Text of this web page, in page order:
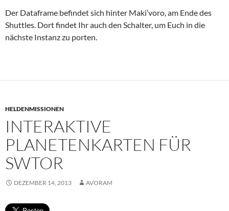
Der Dataframe befindet sich hinter Maki’voro, am Ende des
Shuttles. Dort findet Ihr auch den Schalter, um Euch in die
nächste Instanz zu porten.
HELDENMISSIONEN
INTERAKTIVE
PLANETENKARTEN FÜR
SWTOR
DEZEMBER 14, 2013 AVORAM